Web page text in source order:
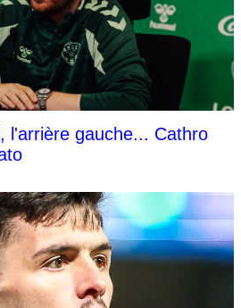
l'arrière gauche... Cathro